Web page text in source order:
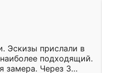
Эскизы прислали в
подходящий.
замера. Через 3